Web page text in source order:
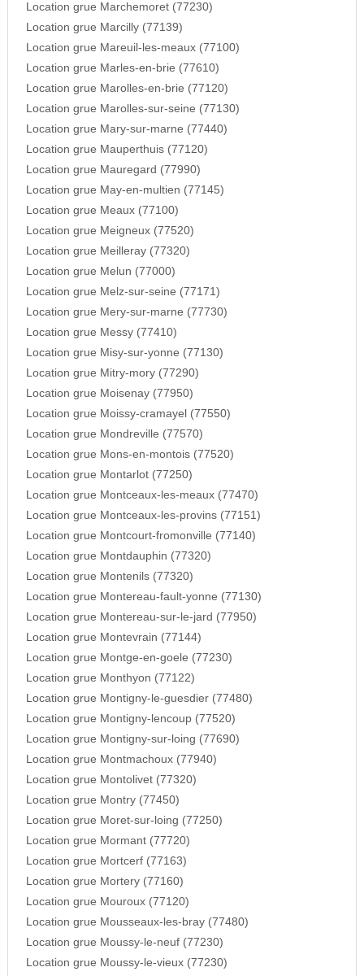
Location grue Marchemoret (77230)
Location grue Marcilly (77139)
Location grue Mareuil-les-meaux (77100)
Location grue Marles-en-brie (77610)
Location grue Marolles-en-brie (77120)
Location grue Marolles-sur-seine (77130)
Location grue Mary-sur-marne (77440)
Location grue Mauperthuis (77120)
Location grue Mauregard (77990)
Location grue May-en-multien (77145)
Location grue Meaux (77100)
Location grue Meigneux (77520)
Location grue Meilleray (77320)
Location grue Melun (77000)
Location grue Melz-sur-seine (77171)
Location grue Mery-sur-marne (77730)
Location grue Messy (77410)
Location grue Misy-sur-yonne (77130)
Location grue Mitry-mory (77290)
Location grue Moisenay (77950)
Location grue Moissy-cramayel (77550)
Location grue Mondreville (77570)
Location grue Mons-en-montois (77520)
Location grue Montarlot (77250)
Location grue Montceaux-les-meaux (77470)
Location grue Montceaux-les-provins (77151)
Location grue Montcourt-fromonville (77140)
Location grue Montdauphin (77320)
Location grue Montenils (77320)
Location grue Montereau-fault-yonne (77130)
Location grue Montereau-sur-le-jard (77950)
Location grue Montevrain (77144)
Location grue Montge-en-goele (77230)
Location grue Monthyon (77122)
Location grue Montigny-le-guesdier (77480)
Location grue Montigny-lencoup (77520)
Location grue Montigny-sur-loing (77690)
Location grue Montmachoux (77940)
Location grue Montolivet (77320)
Location grue Montry (77450)
Location grue Moret-sur-loing (77250)
Location grue Mormant (77720)
Location grue Mortcerf (77163)
Location grue Mortery (77160)
Location grue Mouroux (77120)
Location grue Mousseaux-les-bray (77480)
Location grue Moussy-le-neuf (77230)
Location grue Moussy-le-vieux (77230)